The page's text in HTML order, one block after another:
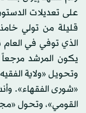
قليلة من تولي
الذي توفي في العام
يكون المرشد
وتحويل «ولاية
«شورى الفقهاء».
القومي»، وتحول